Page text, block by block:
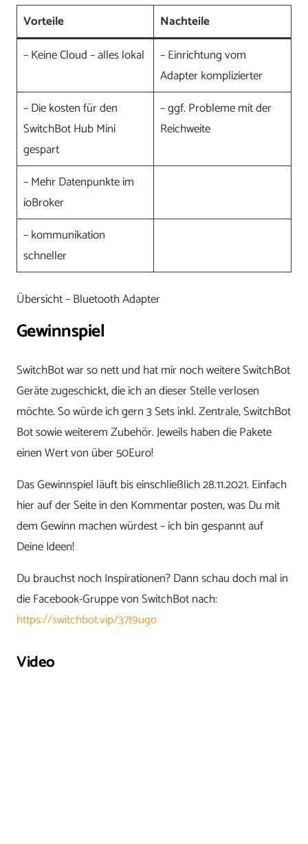
Vorteile
Nachteile
– Keine Cloud – alles lokal
– Einrichtung vom
Adapter komplizierter
– Die kosten für den
SwitchBot Hub Mini
gespart
– ggf. Probleme mit der
Reichweite
– Mehr Datenpunkte im
ioBroker
– kommunikation
schneller
Übersicht – Bluetooth Adapter
Gewinnspiel
SwitchBot war so nett und hat mir noch weitere SwitchBot
Geräte zugeschickt, die ich an dieser Stelle verlosen
möchte. So würde ich gern 3 Sets inkl. Zentrale, SwitchBot
Bot sowie weiterem Zubehör. Jeweils haben die Pakete
einen Wert von über 50Euro!
Das Gewinnspiel läuft bis einschließlich 28.11.2021. Einfach
hier auf der Seite in den Kommentar posten, was Du mit
dem Gewinn machen würdest – ich bin gespannt auf
Deine Ideen!
Du brauchst noch Inspirationen? Dann schau doch mal in
die Facebook-Gruppe von SwitchBot nach:
https://switchbot.vip/37t9ugo
Video